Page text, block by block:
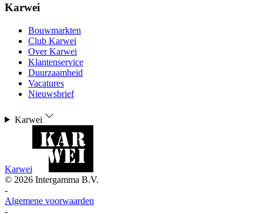
Karwei
Bouwmarkten
Club Karwei
Over Karwei
Klantenservice
Duurzaamheid
Vacatures
Nieuwsbrief
Karwei
Karwei
© 2026 Intergamma B.V.
-
Algemene voorwaarden
-